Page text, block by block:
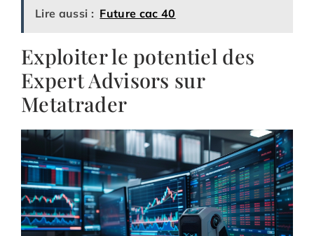
Lire aussi : Future cac 40
Exploiter le potentiel des
Expert Advisors sur
Metatrader